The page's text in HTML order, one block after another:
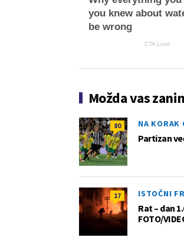
you knew about
be wrong
CTA Love
Možda vas
80 NA KORAK
Partizan
17 ISTOČNI
Rat – dan
FOTO/